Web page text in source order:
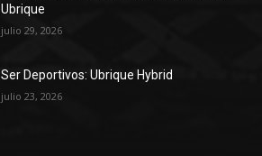
Ubrique
julio 29, 2026
Ser Deportivos: Ubrique Hybrid
julio 23, 2026